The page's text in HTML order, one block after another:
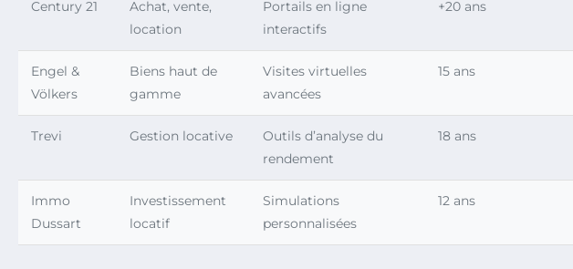
Century 21
Achat, vente,
location
Portails en ligne
interactifs
+20 ans
Engel &
Völkers
Biens haut de
gamme
Visites virtuelles
avancées
15 ans
Trevi Gestion locative
Outils d’analyse du
rendement
18 ans
Immo
Dussart
Investissement
locatif
Simulations
personnalisées
12 ans